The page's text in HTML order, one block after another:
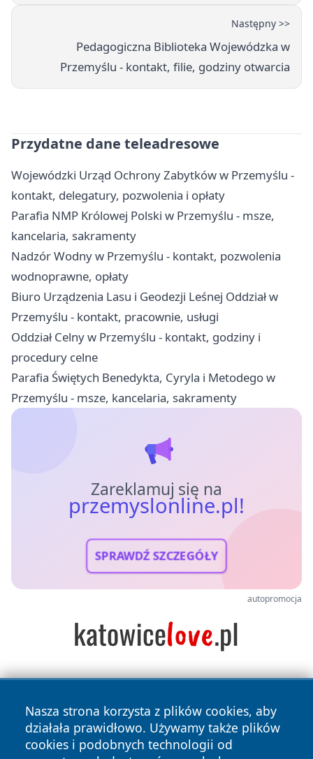
Następny >>
Pedagogiczna Biblioteka Wojewódzka w
Przemyślu - kontakt, filie, godziny otwarcia
Przydatne dane teleadresowe
Wojewódzki Urząd Ochrony Zabytków w Przemyślu -
kontakt, delegatury, pozwolenia i opłaty
Parafia NMP Królowej Polski w Przemyślu - msze,
kancelaria, sakramenty
Nadzór Wodny w Przemyślu - kontakt, pozwolenia
wodnoprawne, opłaty
Biuro Urządzenia Lasu i Geodezji Leśnej Oddział w
Przemyślu - kontakt, pracownie, usługi
Oddział Celny w Przemyślu - kontakt, godziny i
procedury celne
Parafia Świętych Benedykta, Cyryla i Metodego w
Przemyślu - msze, kancelaria, sakramenty
Zareklamuj się na
przemyslonline.pl!
SPRAWDŹ SZCZEGÓŁY
autopromocja
Nasza strona korzysta z plików cookies, aby
działała prawidłowo. Używamy także plików
cookies i podobnych technologii od